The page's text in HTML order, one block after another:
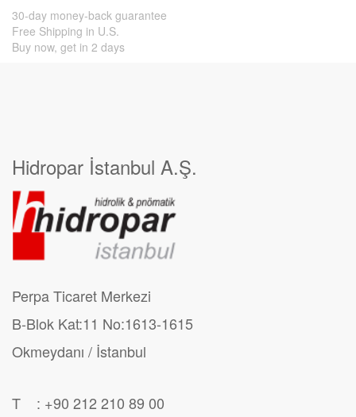
30-day money-back guarantee
Free Shipping in U.S.
Buy now, get in 2 days
Hidropar İstanbul A.Ş.
Perpa Ticaret Merkezi
B-Blok Kat:11 No:1613-1615
Okmeydanı / İstanbul
T : +90 212 210 89 00